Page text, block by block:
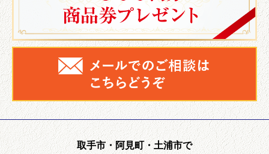
取手市・阿見町・土浦市で